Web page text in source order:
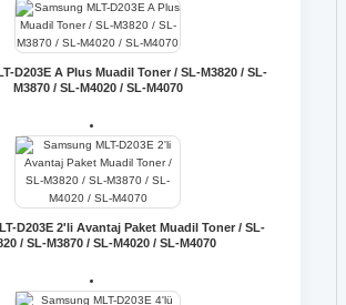
D203E A Plus Muadil Toner / SL-M3820 / SL-
M3870 / SL-M4020 / SL-M4070
D203E 2'li Avantaj Paket Muadil Toner / SL-
/ SL-M3870 / SL-M4020 / SL-M4070